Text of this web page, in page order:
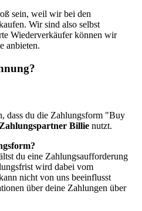
sein, weil wir bei den
Wir sind also selbst
Wiederverkäufer können wir
anbieten.
dass du die Zahlungsform "Buy
Zahlungspartner Billie nutzt.
du eine Zahlungsaufforderung
wird dabei vom
nicht von uns beeinflusst
über deine Zahlungen über